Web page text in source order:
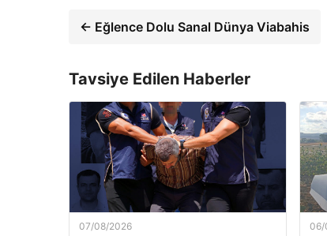
← Eğlence Dolu Sanal Dünya Viabahis
Tavsiye Edilen Haberler
07/08/2026 06/